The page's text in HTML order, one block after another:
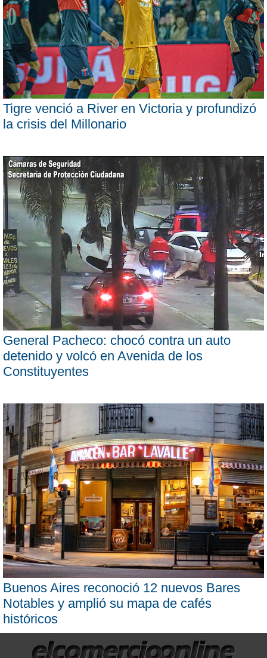
Tigre venció a River en Victoria y profundizó
la crisis del Millonario
General Pacheco: chocó contra un auto
detenido y volcó en Avenida de los
Constituyentes
Buenos Aires reconoció 12 nuevos Bares
Notables y amplió su mapa de cafés
históricos